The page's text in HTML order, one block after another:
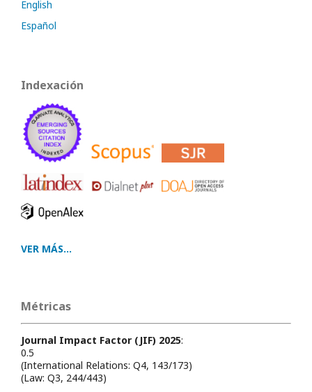
English
Español
Indexación
VER MÁS...
Métricas
Journal Impact Factor (JIF) 2025:
0.5
(International Relations: Q4, 143/173)
(Law: Q3, 244/443)